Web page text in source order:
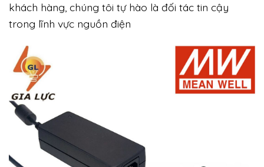
khách hàng, chúng tôi tự hào là đối tác tin cậy
trong lĩnh vực nguồn điện